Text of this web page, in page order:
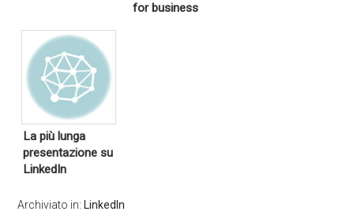
for business
La più lunga
presentazione su
LinkedIn
Archiviato in: LinkedIn